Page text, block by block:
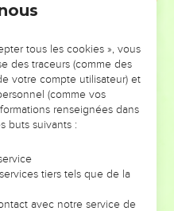
L’ÉVÉNEMENT
!
VOUS ÉVITER LES
?
moins les doutes, les erreurs
alors même que ce
façonnés.
tous les cookies », vous
des traceurs (comme des
votre compte utilisateur) et
(comme vos
renseignées dans
buts suivants :
tiers tels que de la
avec notre service de